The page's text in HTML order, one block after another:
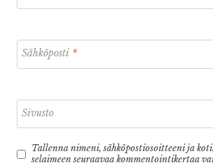
Sähköposti *
Sivusto
Tallenna nimeni, sähköpostiosoitteeni ja
selaimeen seuraavaa kommentointikertaa